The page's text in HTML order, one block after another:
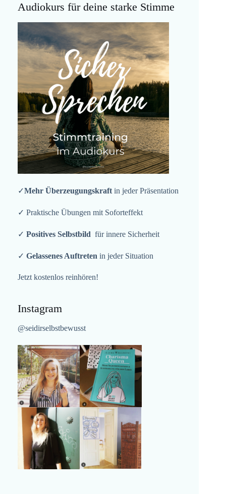
Audiokurs für deine starke Stimme
✓Mehr Überzeugungskraft in jeder Präsentation
✓ Praktische Übungen mit Soforteffekt
✓ Positives Selbstbild für innere Sicherheit
✓ Gelassenes Auftreten in jeder Situation
Jetzt kostenlos reinhören!
Instagram
@seidirselbstbewusst